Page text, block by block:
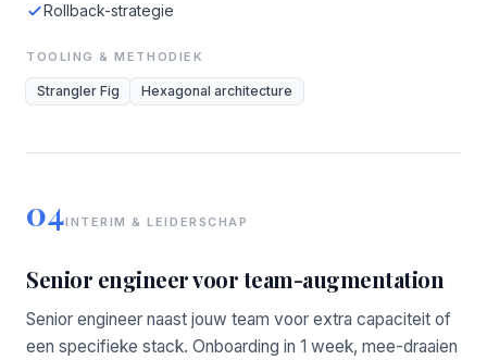
Rollback-strategie
TOOLING & METHODIEK
Strangler Fig Hexagonal architecture
04INTERIM & LEIDERSCHAP
Senior engineer voor team-augmentation
Senior engineer naast jouw team voor extra capaciteit of
een specifieke stack. Onboarding in 1 week, mee-draaien